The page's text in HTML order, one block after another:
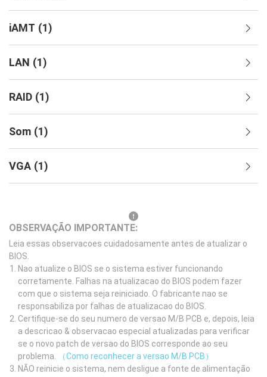
iAMT (1)
LAN (1)
RAID (1)
Som (1)
VGA (1)
OBSERVAÇÃO IMPORTANTE:
Leia essas observacoes cuidadosamente antes de atualizar o
BIOS.
Nao atualize o BIOS se o sistema estiver funcionando
corretamente. Falhas na atualizacao do BIOS podem fazer
com que o sistema seja reiniciado. O fabricante nao se
responsabiliza por falhas de atualizacao do BIOS.
Certifique-se do seu numero de versao M/B PCB e, depois, leia
a descricao & observacao especial atualizadas para verificar
se o novo patch de versao do BIOS corresponde ao seu
problema.
（Como reconhecer a versao M/B PCB）
NÃO reinicie o sistema, nem desligue a fonte de alimentação